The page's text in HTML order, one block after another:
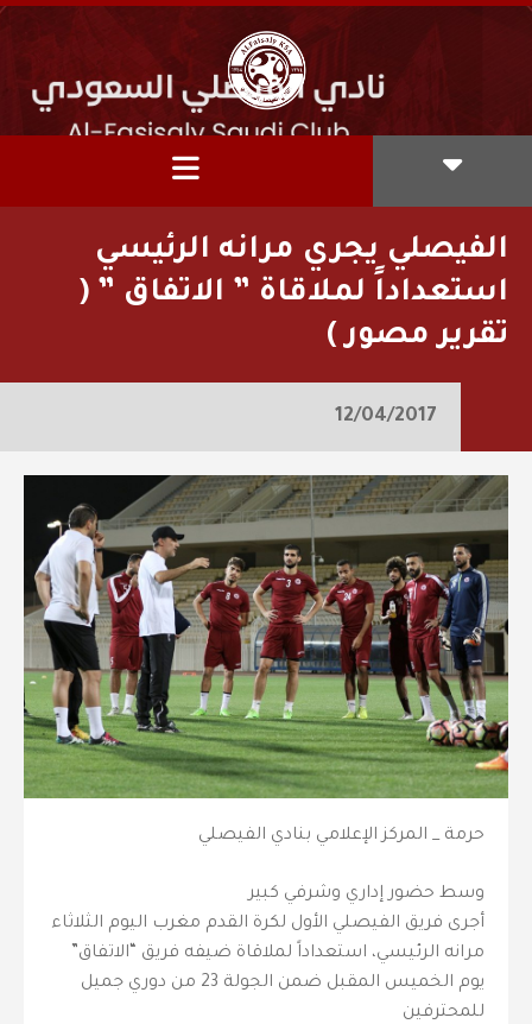
الفيصلي يجري مرانه الرئيسي
استعداداً لملاقاة ” الاتفاق ” (
تقرير مصور )
12/04/2017
حرمة _ المركز الإعلامي بنادي الفيصلي
وسط حضور إداري وشرفي كبير
أجرى فريق الفيصلي الأول لكرة القدم مغرب اليوم الثلاثاء
مرانه الرئيسي، استعداداً لملاقاة ضيفه فريق “الاتفاق”
يوم الخميس المقبل ضمن الجولة 23 من دوري جميل
للمحترفين